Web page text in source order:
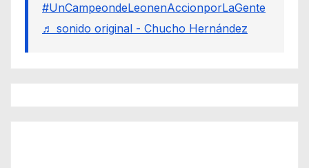
#UnCampeondeLeonenAccionporLaGente
♬ sonido original - Chucho Hernández